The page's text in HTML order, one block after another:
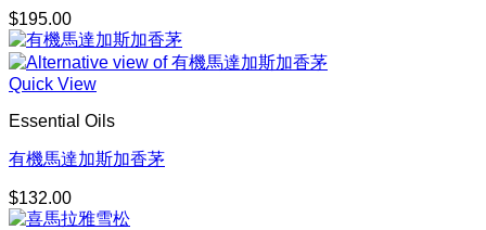
$195.00
Quick View
Essential Oils
有機馬達加斯加香茅
$132.00